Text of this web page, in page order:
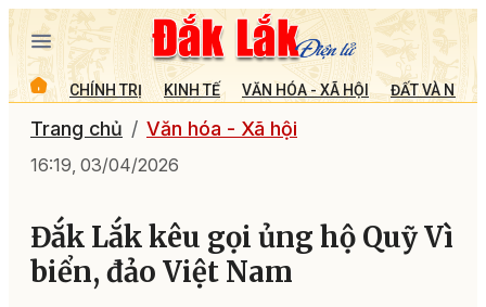
CHÍNH TRỊ KINH TẾ VĂN HÓA - XÃ HỘI ĐẤT VÀ
Trang chủ Văn hóa - Xã hội
16:19, 03/04/2026
Đắk Lắk kêu gọi ủng hộ Quỹ Vì
biển, đảo Việt Nam